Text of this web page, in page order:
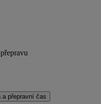
a přepravní čas